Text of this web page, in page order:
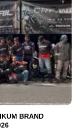
BRAND